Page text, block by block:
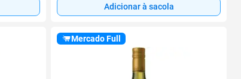
Adicionar à sacola
Mercado Full